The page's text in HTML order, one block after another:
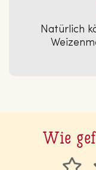
Natürlich
Wie